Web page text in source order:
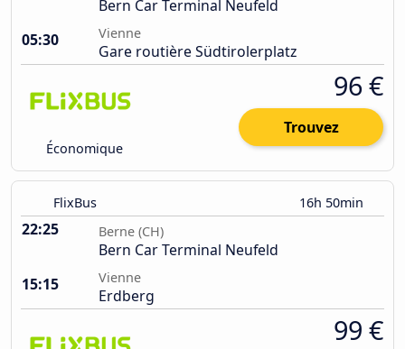
Bern Car Terminal Neufeld
05:30
Vienne
Gare routière Südtirolerplatz
Économique
96 €
Trouvez
FlixBus 16h 50min
22:25 Berne (CH)
Bern Car Terminal Neufeld
15:15
Vienne
Erdberg
99 €